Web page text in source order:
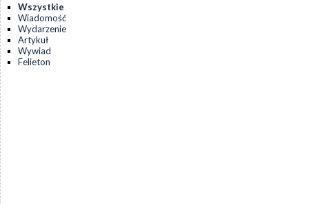
Wszystkie
Wiadomość
Wydarzenie
Artykuł
Wywiad
Felieton